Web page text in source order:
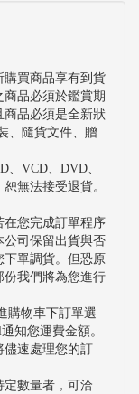
購買商品享有到貨
品必須於鑑賞期
商品必須是全新狀
、隨貨文件、贈
、VCD、DVD、
無法接受退貨。
在您完成訂單程序
公司保留出貨與否
單調貨。但恐原
份我們將為您進行
購物車下訂單選
知您運費金額。
儘速處理您的訂
數量者，可洽